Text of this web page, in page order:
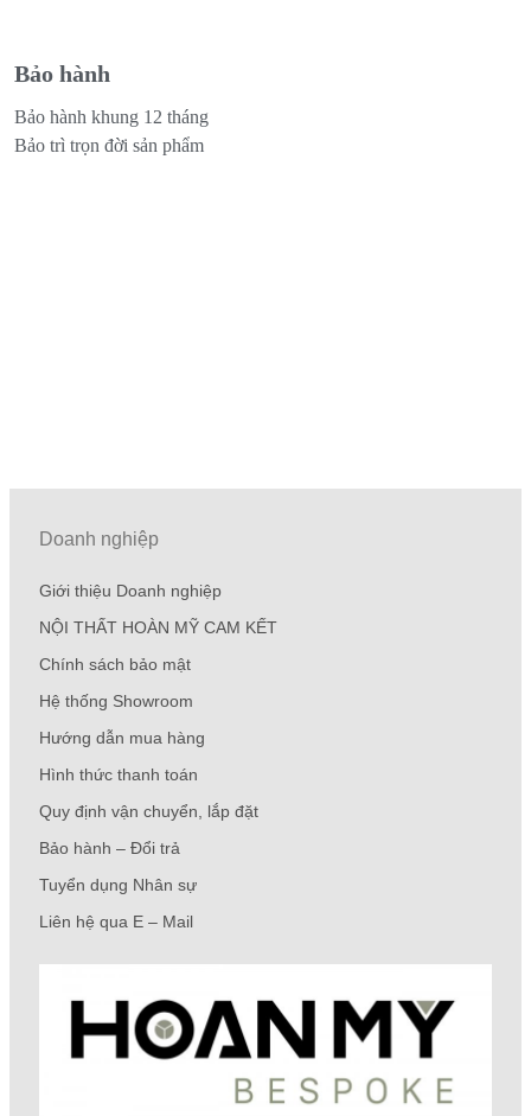
Bảo hành
Bảo hành khung 12 tháng
Bảo trì trọn đời sản phẩm
Doanh nghiệp
Giới thiệu Doanh nghiệp
NỘI THẤT HOÀN MỸ CAM KẾT
Chính sách bảo mật
Hệ thống Showroom
Hướng dẫn mua hàng
Hình thức thanh toán
Quy định vận chuyển, lắp đặt
Bảo hành – Đổi trả
Tuyển dụng Nhân sự
Liên hệ qua E – Mail